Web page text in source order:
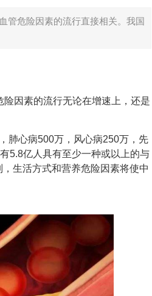
管危险因素的流行直接相关。我国
因素的流行无论在增速上，还是
肺心病500万，风心病250万，先
5.8亿人具有至少一种或以上的与
生活方式和营养危险因素将使中